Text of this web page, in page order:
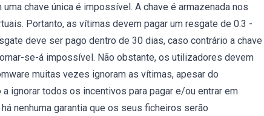
chave única é impossível. A chave é armazenada nos
Portanto, as vítimas devem pagar um resgate de 0.3 -
deve ser pago dentro de 30 dias, caso contrário a chave
se-á impossível. Não obstante, os utilizadores devem
muitas vezes ignoram as vítimas, apesar do
ignorar todos os incentivos para pagar e/ou entrar em
nenhuma garantia que os seus ficheiros serão